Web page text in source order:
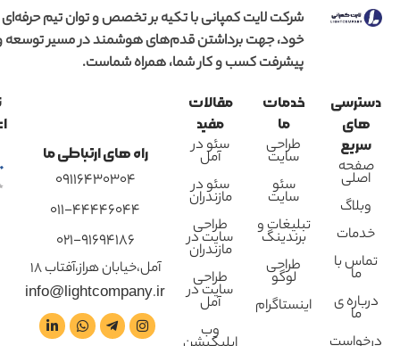
شرکت لایت کمپانی با تکیه بر تخصص و توان تیم حرفه‌ای
خود، جهت برداشتن قدم‌های هوشمند در مسیر توسعه
پیشرفت کسب و کار شما، همراه شماست.
دسترسی
های
سریع
صفحه
اصلی
وبلاگ
خدمات
تماس با
ما
درباره ی
ما
خدمات
ما
طراحی
سایت
سئو
سایت
تبلیغات و
برندینگ
طراحی
لوگو
اینستاگرام
مقالات
مفید
سئو در
آمل
سئو در
مازندران
طراحی
سایت در
مازندران
طراحی
سایت در
آمل
وب
راه های ارتباطی ما
09116430304
011-44446044
021-91694186
آمل،خیابان هراز،آفتاب 18
info@lightcompany.ir